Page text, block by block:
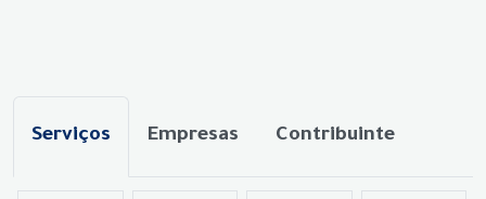
Serviços Empresas Contribuinte